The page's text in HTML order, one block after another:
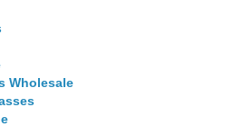
Wholesale